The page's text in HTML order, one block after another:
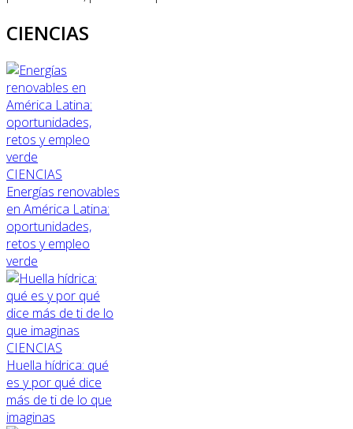
CIENCIAS
CIENCIAS
Energías renovables
en América Latina:
oportunidades,
retos y empleo
verde
CIENCIAS
Huella hídrica: qué
es y por qué dice
más de ti de lo que
imaginas